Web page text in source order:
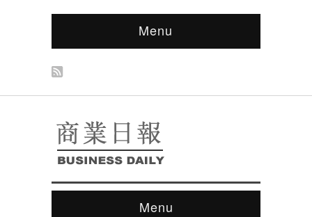
Menu
Menu